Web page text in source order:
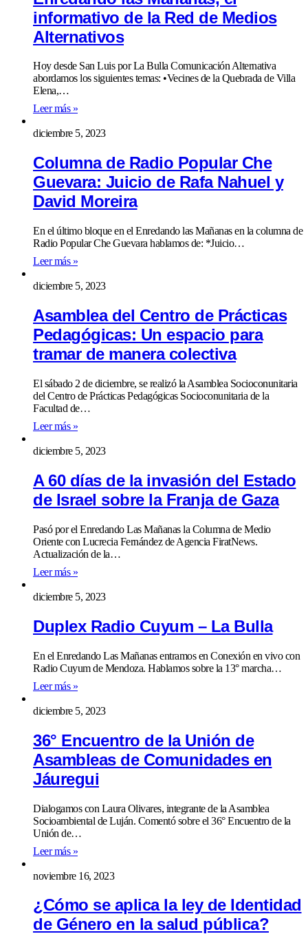
informativo de la Red de Medios
Alternativos
Hoy desde San Luis por La Bulla Comunicación Alternativa
abordamos los siguientes temas: •Vecines de la Quebrada de Villa
Elena,…
Leer más »
diciembre 5, 2023
Columna de Radio Popular Che
Guevara: Juicio de Rafa Nahuel y
David Moreira
En el último bloque en el Enredando las Mañanas en la columna de
Radio Popular Che Guevara hablamos de: *Juicio…
Leer más »
diciembre 5, 2023
Asamblea del Centro de Prácticas
Pedagógicas: Un espacio para
tramar de manera colectiva
El sábado 2 de diciembre, se realizó la Asamblea Socioconunitaria
del Centro de Prácticas Pedagógicas Socioconunitaria de la
Facultad de…
Leer más »
diciembre 5, 2023
A 60 días de la invasión del Estado
de Israel sobre la Franja de Gaza
Pasó por el Enredando Las Mañanas la Columna de Medio
Oriente con Lucrecia Fernández de Agencia FiratNews.
Actualización de la…
Leer más »
diciembre 5, 2023
Duplex Radio Cuyum – La Bulla
En el Enredando Las Mañanas entramos en Conexión en vivo con
Radio Cuyum de Mendoza. Hablamos sobre la 13° marcha…
Leer más »
diciembre 5, 2023
36° Encuentro de la Unión de
Asambleas de Comunidades en
Jáuregui
Dialogamos con Laura Olivares, integrante de la Asamblea
Socioambiental de Luján. Comentó sobre el 36° Encuentro de la
Unión de…
Leer más »
noviembre 16, 2023
¿Cómo se aplica la ley de Identidad
de Género en la salud pública?